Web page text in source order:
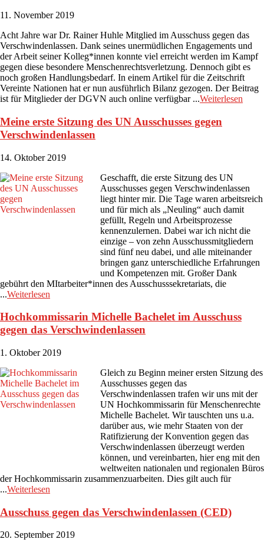
11. November 2019
Acht Jahre war Dr. Rainer Huhle Mitglied im Ausschuss gegen das
Verschwindenlassen. Dank seines unermüdlichen Engagements und
der Arbeit seiner Kolleg*innen konnte viel erreicht werden im Kampf
gegen diese besondere Menschenrechtsverletzung. Dennoch gibt es
noch großen Handlungsbedarf. In einem Artikel für die Zeitschrift
Vereinte Nationen hat er nun ausführlich Bilanz gezogen. Der Beitrag
ist für Mitglieder der DGVN auch online verfügbar ...Weiterlesen
Meine erste Sitzung des UN Ausschusses gegen
Verschwindenlassen
14. Oktober 2019
Geschafft, die erste Sitzung des UN
Ausschusses gegen Verschwindenlassen
liegt hinter mir. Die Tage waren arbeitsreich
und für mich als „Neuling“ auch damit
gefüllt, Regeln und Arbeitsprozesse
kennenzulernen. Dabei war ich nicht die
einzige – von zehn Ausschussmitgliedern
sind fünf neu dabei, und alle miteinander
bringen ganz unterschiedliche Erfahrungen
und Kompetenzen mit. Großer Dank
gebührt den MItarbeiter*innen des Ausschusssekretariats, die
...Weiterlesen
Hochkommissarin Michelle Bachelet im Ausschuss
gegen das Verschwindenlassen
1. Oktober 2019
Gleich zu Beginn meiner ersten Sitzung des
Ausschusses gegen das
Verschwindenlassen trafen wir uns mit der
UN Hochkommissarin für Menschenrechte
Michelle Bachelet. Wir tauschten uns u.a.
darüber aus, wie mehr Staaten von der
Ratifizierung der Konvention gegen das
Verschwindenlassen überzeugt werden
können, und vereinbarten, hier eng mit den
weltweiten nationalen und regionalen Büros
der Hochkommissarin zusammenzuarbeiten. Dies gilt auch für
...Weiterlesen
Ausschuss gegen das Verschwindenlassen (CED)
20. September 2019